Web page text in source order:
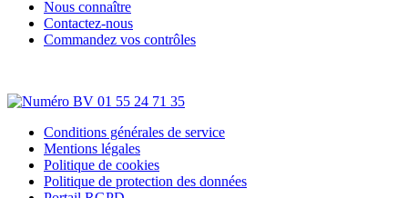
Nous connaître
Contactez-nous
Commandez vos contrôles
Conditions générales de service
Mentions légales
Politique de cookies
Politique de protection des données